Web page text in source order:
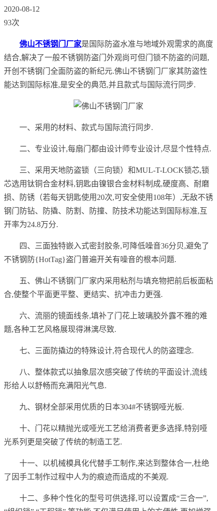
2020-08-12
93次
佛山不锈钢门厂家是国际防盗水准与地域外观需求的高度
结合,解决了一般不锈钢防盗门外观尚可但门锁不防盗的问题,
开创不锈钢门全面防盗的新纪元.佛山不锈钢门厂家其防盗性
能达到国际标准,是安全的典范,并且款式与国际流行同步.
一、采用的材料、款式与国际流行同步.
二、专业设计,每扇门都由设计师专业设计,尽显个性特点.
三、采用天地防盗锁（三向锁）和MUL-T-LOCK锁芯,锁
芯选用钛铜合金材料,钥匙由镍银合金材料制成,硬度高、耐磨
损、防锈（若每天钥匙使用20次,可安全使用108年）,无敌不锈
钢门防钻、防撬、防割、防撞、防技术功能达到国际标准,互
开率为24.8万分.
四、三面独特嵌入式密封胶条,可降低噪音36分贝,避免了
不锈钢防{HotTag}盗门普遍开关有噪音的根本问题.
五、佛山不锈钢门厂家内采用粘剂与填充物把前后板面粘
合,使整个平面更平整、更结实、抗冲击力更强.
六、流丽的镜面线条,填补了门花上玻璃胶外露不雅的难
题,各种工艺风格展现得淋漓尽致.
七、三面防撬边的特殊设计,符合现代人的防盗理念.
八、整体款式以抽象层次感突破了传统的平面设计,流线
形给人以舒畅而充满阳光气息.
九、钢材全部采用优质的日本304#不锈钢哑光板.
十、门花以精抛光或哑光工艺给消费者更多选择,特别哑
光系列更是突破了传统的制造工艺.
十一、以机械模具化代替手工制作,来达到整体合一,杜绝
了因手工制作过程中人为的痕迹而造成的不美观.
十二、多种个性化的型号可供选择,可以设置成“三合一”,